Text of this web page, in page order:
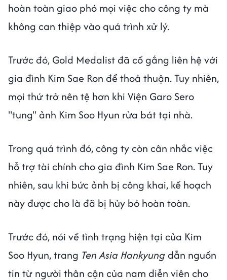
hoàn toàn giao phó mọi việc cho công ty mà
không can thiệp vào quá trình xử lý.
Trước đó, Gold Medalist đã cố gắng liên hệ với
gia đình Kim Sae Ron để thoả thuận. Tuy nhiên,
mọi thứ trở nên tệ hơn khi Viện Garo Sero
"tung" ảnh Kim Soo Hyun rửa bát tại nhà.
Trong quá trình đó, công ty còn cân nhắc việc
hỗ trợ tài chính cho gia đình Kim Sae Ron. Tuy
nhiên, sau khi bức ảnh bị công khai, kế hoạch
này được cho là đã bị hủy bỏ hoàn toàn.
Trước đó, nói về tình trạng hiện tại của Kim
Soo Hyun, trang Ten Asia Hankyungdẫn nguồn
tin từ người thân cận của nam diễn viên cho